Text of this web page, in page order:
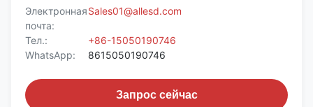
Электронная
почта:
Sales01@allesd.com
Тел.:
+86-15050190746
WhatsApp:
8615050190746
Запрос сейчас